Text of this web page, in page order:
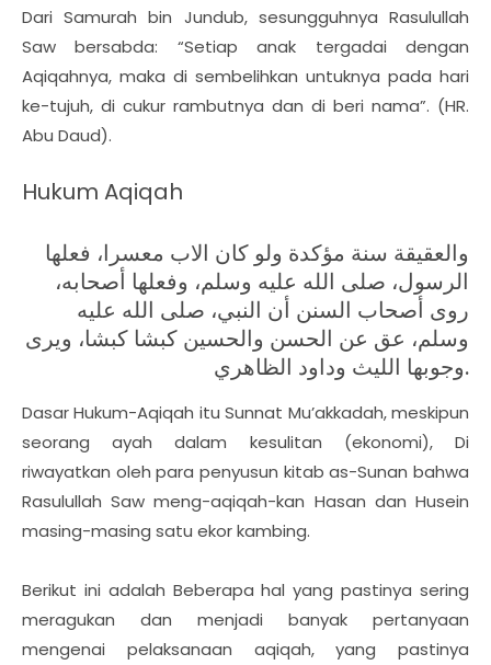
Dari Samurah bin Jundub, sesungguhnya Rasulullah
Saw bersabda: “Setiap anak tergadai dengan
Aqiqahnya, maka di sembelihkan untuknya pada hari
ke-tujuh, di cukur rambutnya dan di beri nama”. (HR.
Abu Daud).
Hukum Aqiqah
والعقيقة سنة مؤكدة ولو كان الاب معسرا، فعلها
الرسول، صلى الله عليه وسلم، وفعلها أصحابه،
روى أصحاب السنن أن النبي، صلى الله عليه
وسلم، عق عن الحسن والحسين كبشا كبشا، ويرى
وجوبها الليث وداود الظاهري.
Dasar Hukum-Aqiqah itu Sunnat Mu’akkadah, meskipun
seorang ayah dalam kesulitan (ekonomi), Di
riwayatkan oleh para penyusun kitab as-Sunan bahwa
Rasulullah Saw meng-aqiqah-kan Hasan dan Husein
masing-masing satu ekor kambing.
Berikut ini adalah Beberapa hal yang pastinya sering
meragukan dan menjadi banyak pertanyaan
mengenai pelaksanaan aqiqah, yang pastinya